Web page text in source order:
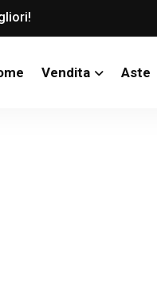
Vendita Aste